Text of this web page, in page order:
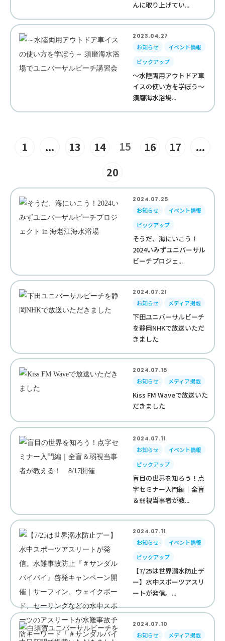
んに取り上げてい...
2023.04.27
お知らせ
イベント情報
ピックアップ
～水陸両用アウトドア車
イスの使い方を学ぼう～
須磨海水浴場...
1 ... 13 14 15 16 17
...
20
2024.07.25
お知らせ
イベント情報
ピックアップ
そうだ、海にいこう！
2024いみずユニバーサル
ビーチプロジェ...
2024.07.21
お知らせ
メディア掲載
下田ユニバーサルビーチ
を静岡NHKで放送いただ
きました
2024.07.15
お知らせ
メディア掲載
Kiss FM Waveで放送いた
だきました
2024.07.11
お知らせ
イベント情報
ピックアップ
盲目の世界を知ろう！点
字セミナー入門編｜全盲
＆弱視当事者が教...
2024.07.11
お知らせ
イベント情報
ピックアップ
【7/25は世界溺水防止デ
ー】水中スポーツアスリ
ートが発信。...
2024.07.10
お知らせ
メディア掲載